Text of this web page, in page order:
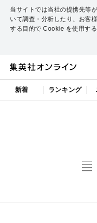
当サイトでは当社の提携先等
いて調査・分析したり、お客
する目的で Cookie を使用する
新着 ランキング